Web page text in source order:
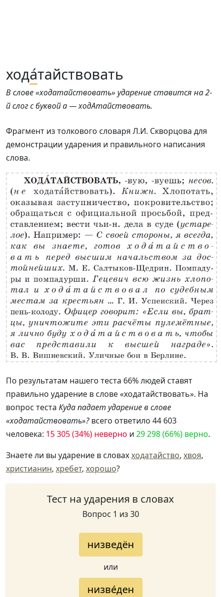
хода́тайствовать
В слове «ходатайствовать» ударение ставится на 2-
й слог с буквой а — ходАтайствовать.
Фрагмент из толкового словаря Л.И. Скворцова для
демонстрации ударения и правильного написания
слова.
По результатам нашего теста 66% людей ставят
правильно ударение в слове «ходатайствовать». На
вопрос теста Куда падает ударение в слове
«ходатайствовать»?всего ответило 44 603
человека: 15 305 (34%) неверно и 29 298 (66%) верно.
Знаете ли вы ударение в словахходатайство, хвоя,
христианин, хребет, хорошо?
Тест на ударения в словах
Вопрос 1 из 30
низведён
или
низве́ден